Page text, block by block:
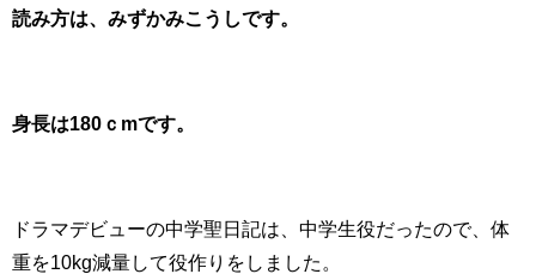
読み方は、みずかみこうしです。
身長は180ｃmです。
ドラマデビューの中学聖日記は、中学生役だったので、体
重を10kg減量して役作りをしました。